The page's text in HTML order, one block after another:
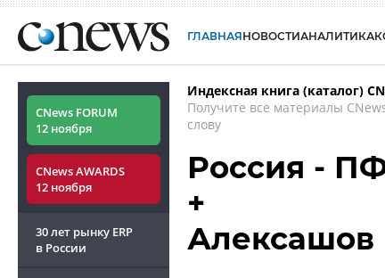
ГЛАВНАЯНОВОСТИАНАЛИТИКА
CNews FORUM
12 ноября
CNews AWARDS
12 ноября
30 лет рынку ERP
в России
Индексная книга (каталог)
Получите все материалы
слову
Россия -
+
Алексашов